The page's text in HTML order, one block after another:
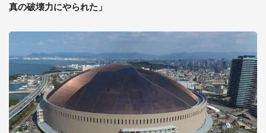
真の破壊力にやられた」